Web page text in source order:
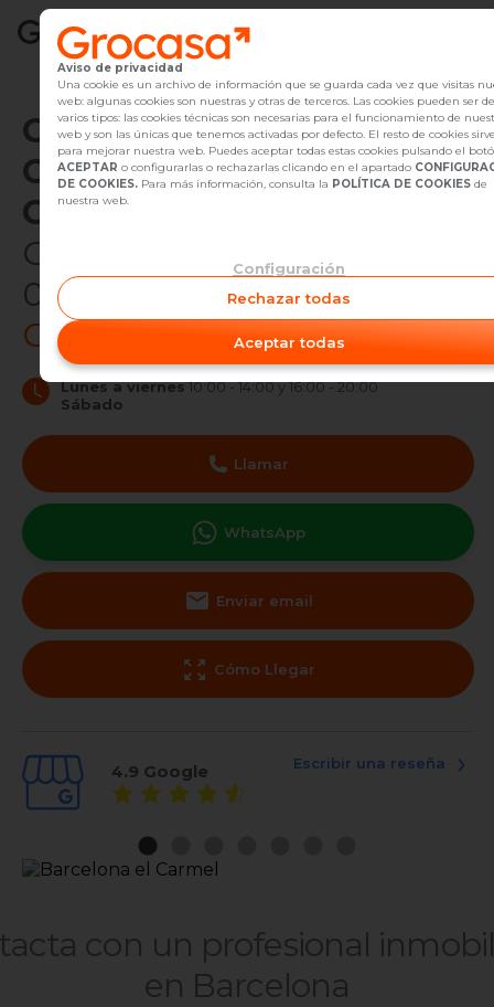
Vender
Buscar Inmuebles
Alquiler
Empleo
Oficinas
Contacto
Oficina Inmobiliaria de
Grocasa enBarcelona el
Carmel
Calle Dante Alighieri, 120,
08032 Barcelona
Código de oficina:G34
Lunes a viernes10:00 - 14:00 y 16:00 - 20:00
Sábado
Llamar
WhatsApp
Enviar email
Cómo Llegar
4.9 Google Escribir una reseña
con un profesional
en Barcelona
Aviso de privacidad
Una cookie es un archivo de información que se guarda cada vez que visitas
web: algunas cookies son nuestras y otras de terceros. Las cookies pueden ser de
varios tipos: las cookies técnicas son necesarias para el funcionamiento de
web y son las únicas que tenemos activadas por defecto. El resto de cookies
para mejorar nuestra web. Puedes aceptar todas estas cookies pulsando el
ACEPTAR o configurarlas o rechazarlas clicando en el apartado
DE COOKIES. Para más información, consulta la POLÍTICA DE COOKIES de
nuestra web.
Configuración
Rechazar todas
Aceptar todas